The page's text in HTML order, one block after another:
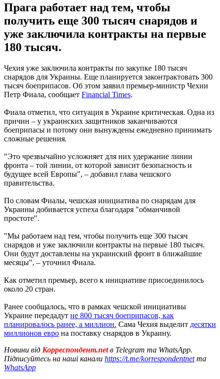
Прага работает над тем, чтобы
получить еще 300 тысяч снарядов и
уже заключила контракты на первые
180 тысяч.
Чехия уже заключила контракты по закупке 180 тысяч
снарядов для Украины. Еще планируется законтрактовать 300
тысяч боеприпасов. Об этом заявил премьер-министр Чехии
Петр Фиала, сообщает Financial Times.
Фиала отметил, что ситуация в Украине критическая. Одна из
причин – у украинских защитников заканчиваются
боеприпасы и потому они вынуждены ежедневно принимать
сложные решения.
"Это чрезвычайно усложняет для них удержание линии
фронта – той линии, от которой зависит безопасность и
будущее всей Европы", – добавил глава чешского
правительства.
По словам Фиалы, чешская инициатива по снарядам для
Украины добивается успеха благодаря "обманчивой
простоте".
"Мы работаем над тем, чтобы получить еще 300 тысяч
снарядов и уже заключили контракты на первые 180 тысяч.
Они будут доставлены на украинский фронт в ближайшие
месяцы", – уточнил Фиала.
Как отметил премьер, всего к инициативе присоединилось
около 20 стран.
Ранее сообщалось, что в рамках чешской инициативы
Украине передадут не 800 тысяч боеприпасов, как
планировалось ранее, а миллион. Сама Чехия выделит десятки
миллионов евро на поставку снарядов в Украину.
Новини від Корреспондент.netв Telegram та WhatsApp.
Підписуйтесь на наші канали https://t.me/korrespondentnetта
WhatsApp